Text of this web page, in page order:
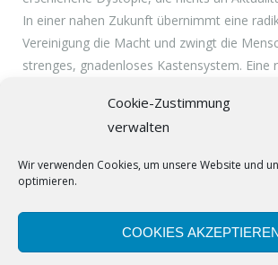
Cookie-Zustimmung
verwalten
Wir verwenden Cookies, um unsere Website und
optimieren.
COOKIES
In einer nahen Zukunft übernimmt eine
Vereinigung die Macht und zwingt die
strenges, gnadenloses Kastensystem. Eine
heilige Gral ist die Fruchtbarkeit – Kinder